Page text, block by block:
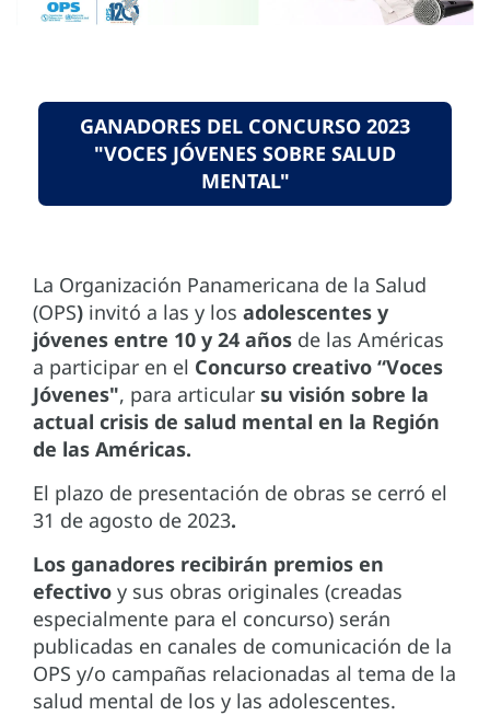
GANADORES DEL CONCURSO 2023
"VOCES JÓVENES SOBRE SALUD
MENTAL"
La Organización Panamericana de la Salud
(OPS) invitó a las y los adolescentes y
jóvenes entre 10 y 24 años de las Américas
a participar en el Concurso creativo “Voces
Jóvenes", para articular su visión sobre la
actual crisis de salud mental en la Región
de las Américas.
El plazo de presentación de obras se cerró el
31 de agosto de 2023.
Los ganadores recibirán premios en
efectivo y sus obras originales (creadas
especialmente para el concurso) serán
publicadas en canales de comunicación de la
OPS y/o campañas relacionadas al tema de la
salud mental de los y las adolescentes.